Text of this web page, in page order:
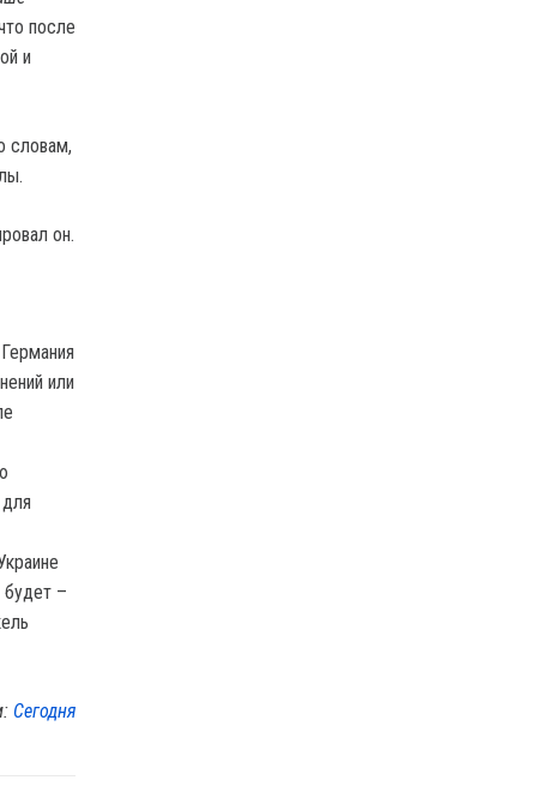
после
и
словам,
он.
или
будет –
Сегодня